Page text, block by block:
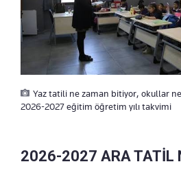
Yaz tatili ne zaman bitiyor, okullar ne
2026-2027 eğitim öğretim yılı takvimi
2026-2027 ARA TATİL